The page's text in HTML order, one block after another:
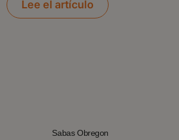
Lee el artículo
Sabas Obregon